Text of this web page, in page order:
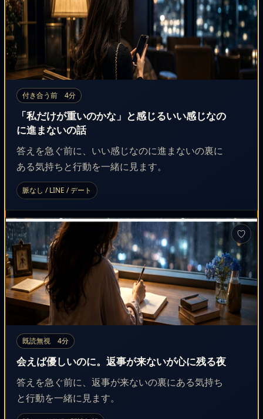
付き合う前 4分
「私だけが重いのかな」と感じるいい感じなの
に進まないの話
答えを急ぐ前に、いい感じなのに進まないの裏に
ある気持ちと行動を一緒に見ます。
脈なし / LINE / デート
既読無視 4分
会えば優しいのに。返事が来ないが心に残る夜
答えを急ぐ前に、返事が来ないの裏にある気持ち
と行動を一緒に見ます。
♡